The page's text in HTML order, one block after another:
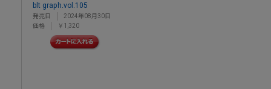
blt graph.vol.105
発売日
2024年08月30日
価格
￥1,320